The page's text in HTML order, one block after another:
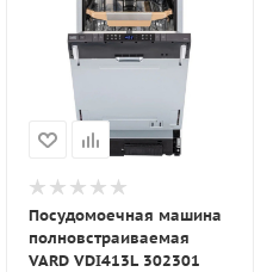
Посудомоечная машина
полновстраиваемая
VARD VDI413L 302301